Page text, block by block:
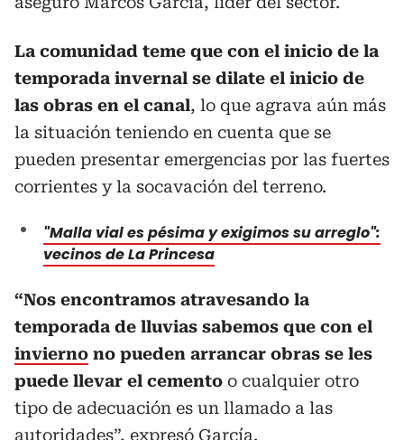
La comunidad teme que con el inicio de la
temporada invernal se dilate el inicio de
las obras en el canal, lo que agrava aún más
la situación teniendo en cuenta que se
pueden presentar emergencias por las fuertes
corrientes y la socavación del terreno.
"Malla vial es pésima y exigimos su arreglo":
vecinos de La Princesa
“Nos encontramos atravesando la
temporada de lluvias sabemos que con el
invierno no pueden arrancar obras se les
puede llevar el cemento o cualquier otro
tipo de adecuación es un llamado a las
autoridades”, expresó García.